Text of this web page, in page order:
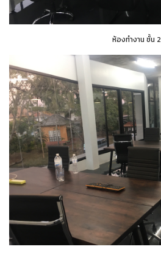
ห้องทำงาน ชั้น 2